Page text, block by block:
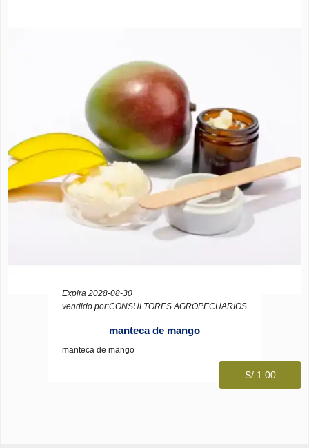
Expira 2028-08-30
vendido por:CONSULTORES AGROPECUARIOS
manteca de mango
manteca de mango
S/ 1.00